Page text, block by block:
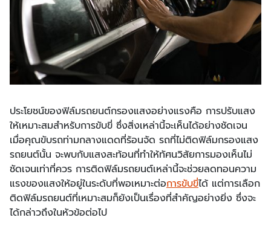
ประโยชน์ของฟิล์มรถยนต์กรองแสงอย่างแรงคือ การปรับแสง
ให้เหมาะสมสำหรับการขับขี่ ซึ่งสิ่งเหล่านี้จะเห็นได้อย่างชัดเจน
เมื่อคุณขับรถท่ามกลางแดดที่ร้อนจัด รถที่ไม่ติดฟิล์มกรองแสง
รถยนต์นั้น จะพบกับแสงสะท้อนที่ทำให้ทัศนวิสัยการมองเห็นไม่
ชัดเจนเท่าที่ควร การติดฟิล์มรถยนต์เหล่านี้จะช่วยลดทอนความ
แรงของแสงให้อยู่ในระดับที่พอเหมาะต่อการขับขี่ได้ แต่การเลือก
ติดฟิล์มรถยนต์ที่เหมาะสมก็ยังเป็นเรื่องที่สำคัญอย่างยิ่ง ซึ่งจะ
ได้กล่าวถึงในหัวข้อต่อไป